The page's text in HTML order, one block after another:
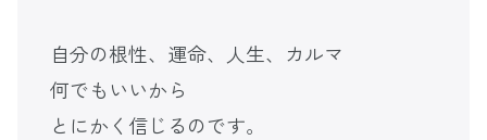
自分の根性、運命、人生、カルマ
何でもいいから
とにかく信じるのです。